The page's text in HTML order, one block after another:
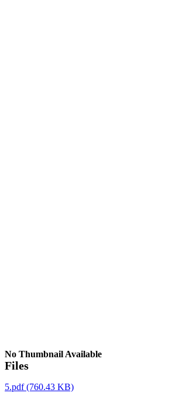
No Thumbnail Available
Files
5.pdf(760.43 KB)